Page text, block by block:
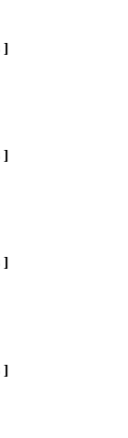
]
]
]
]